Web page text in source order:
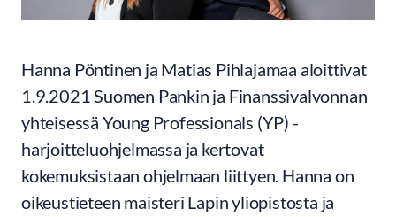
Hanna Pöntinen ja Matias Pihlajamaa aloittivat
1.9.2021 Suomen Pankin ja Finanssivalvonnan
yhteisessä Young Professionals (YP) -
harjoitteluohjelmassa ja kertovat
kokemuksistaan ohjelmaan liittyen. Hanna on
oikeustieteen maisteri Lapin yliopistosta ja